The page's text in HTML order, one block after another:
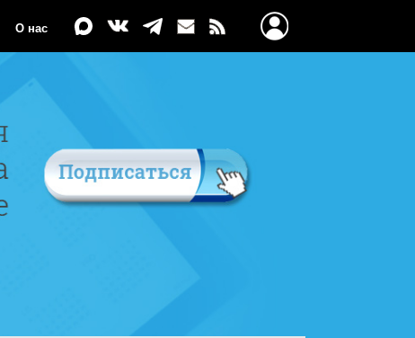
О нас